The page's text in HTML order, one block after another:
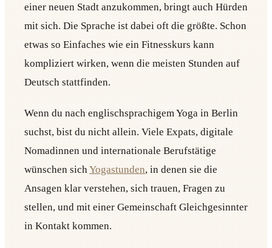
einer neuen Stadt anzukommen, bringt auch Hürden
mit sich. Die Sprache ist dabei oft die größte. Schon
etwas so Einfaches wie ein Fitnesskurs kann
kompliziert wirken, wenn die meisten Stunden auf
Deutsch stattfinden.
Wenn du nach englischsprachigem Yoga in Berlin
suchst, bist du nicht allein. Viele Expats, digitale
Nomadinnen und internationale Berufstätige
wünschen sichYogastunden, in denen sie die
Ansagen klar verstehen, sich trauen, Fragen zu
stellen, und mit einer Gemeinschaft Gleichgesinnter
in Kontakt kommen.